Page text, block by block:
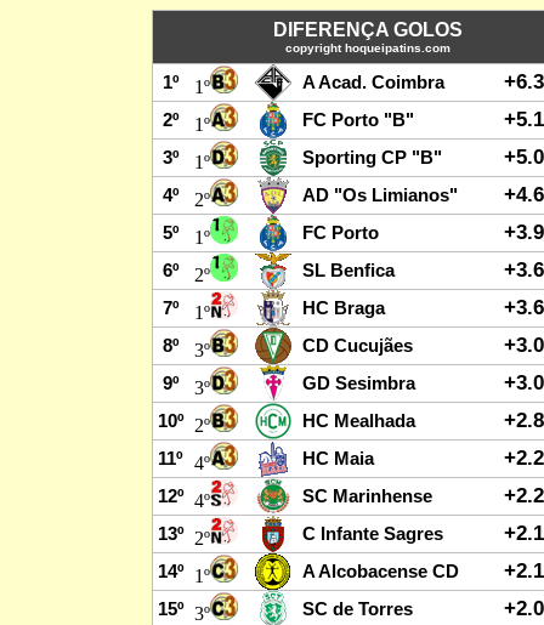
DIFERENÇA GOLOS
copyright hoqueipatins.com
1º 1º A Acad. Coimbra
2º 1º FC Porto "B"
3º 1º Sporting CP "B"
4º 2º AD "Os Limianos"
5º 1º FC Porto
6º 2º SL Benfica
7º 1º HC Braga
8º 3º CD Cucujães
9º 3º GD Sesimbra
10º 2º HC Mealhada
11º 4º HC Maia
12º 4º SC Marinhense
13º 2º C Infante Sagres
14º 1º A Alcobacense CD
15º 3º SC de Torres